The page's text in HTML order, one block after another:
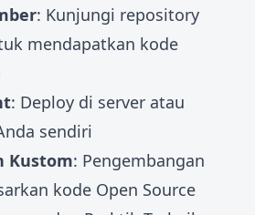
: Kunjungi repository
mendapatkan kode
: Deploy di server atau
sendiri
Kustom: Pengembangan
kode Open Source